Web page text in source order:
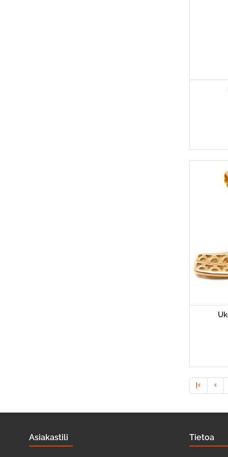
|< <
Asiakastili Tietoa